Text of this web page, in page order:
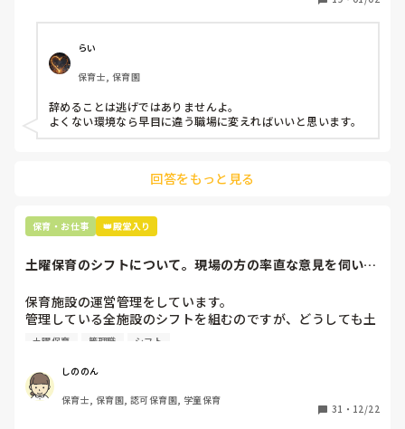
今で言う不適切保育も
仕方ないよね
もう何も言わずに
子どもの言いなりになればいいんだね
などいう意見で…
上の先生に相談することは難しそうです。
最後の職場にしようと思っていましたが
辞めることは逃げ、と、過去辞めた人も何年も言われ続けて
います
らい
保育士, 保育園
辞めることは逃げではありませんよ。
よくない環境なら早目に違う職場に変えればいいと思います。
回答をもっと見る
保育・お仕事 👑殿堂入り
土曜保育のシフトについて。現場の方の率直な意見を伺いた
保育施設の運営管理をしています。
管理している全施設のシフトを組むのですが、どうしても土
曜保育だけは入れる方が少なく、いつも苦労しています。
て入職しているはずですが、いざ勤務が始まると一日も土曜
出勤が出来ない方ばかりです。
土曜保育 管理職 シフト
しののん
保育士, 保育園, 認可保育園, 学童保育
31 ・ 12/22